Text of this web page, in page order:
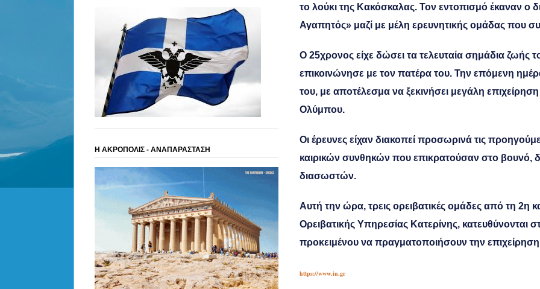
το λούκι της Κακόσκαλας. Τον εντοπισμό έκαναν ο
Αγαπητός» μαζί με μέλη ερευνητικής ομάδας που
Ο 25χρονος είχε δώσει τα τελευταία σημάδια ζωής
επικοινώνησε με τον πατέρα του. Την επόμενη
του, με αποτέλεσμα να ξεκινήσει μεγάλη
Ολύμπου.
Οι έρευνες είχαν διακοπεί προσωρινά τις
καιρικών συνθηκών που επικρατούσαν στο βουνό,
διασωστών.
Αυτή την ώρα, τρεις ορειβατικές ομάδες από τη 2η
Ορειβατικής Υπηρεσίας Κατερίνης, κατευθύνονται
προκειμένου να πραγματοποιήσουν την
https://www.in.gr
Η ΑΚΡΟΠΟΛΙΣ - ΑΝΑΠΑΡΑΣΤΑΣΗ